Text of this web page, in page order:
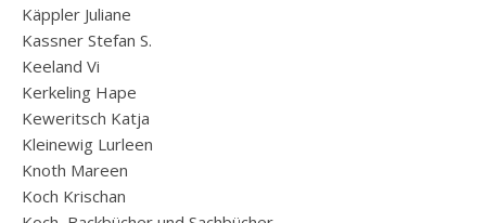
Käppler Juliane
Kassner Stefan S.
Keeland Vi
Kerkeling Hape
Keweritsch Katja
Kleinewig Lurleen
Knoth Mareen
Koch Krischan